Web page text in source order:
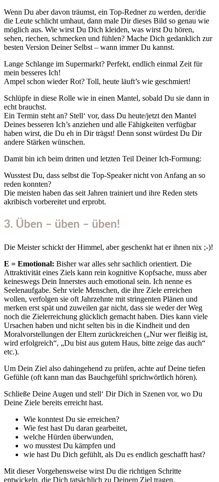
Wenn Du aber davon träumst, ein Top-Redner zu werden, der/die
die Leute schlicht umhaut, dann male Dir dieses Bild so genau wie
möglich aus. Wie wirst Du Dich kleiden, was wirst Du hören,
sehen, riechen, schmecken und fühlen? Mache Dich gedanklich zur
besten Version Deiner Selbst – wann immer Du kannst.
Lange Schlange im Supermarkt? Perfekt, endlich einmal Zeit für
mein besseres Ich!
Ampel schon wieder Rot? Toll, heute läuft’s wie geschmiert!
Schlüpfe in diese Rolle wie in einen Mantel, sobald Du sie dann in
echt brauchst.
Ein Termin steht an? Stell‘ vor, dass Du heute/jetzt den Mantel
Deines besseren Ich’s anziehen und alle Fähigkeiten verfügbar
haben wirst, die Du eh in Dir trägst! Denn sonst würdest Du Dir
andere Stärken wünschen.
Damit bin ich beim dritten und letzten Teil Deiner Ich-Formung:
Wusstest Du, dass selbst die Top-Speaker nicht von Anfang an so
reden konnten?
Die meisten haben das seit Jahren trainiert und ihre Reden stets
akribisch vorbereitet und erprobt.
3. Üben – üben – üben!
Die Meister schickt der Himmel, aber geschenkt hat er ihnen nix ;-)!
E = Emotional: Bisher war alles sehr sachlich orientiert. Die
Attraktivität eines Ziels kann rein kognitive Kopfsache, muss aber
keineswegs Dein Innerstes auch emotional sein. Ich nenne es
Seelenaufgabe. Sehr viele Menschen, die ihre Ziele erreichen
wollen, verfolgen sie oft Jahrzehnte mit stringenten Plänen und
merken erst spät und zuweilen gar nicht, dass sie weder der Weg
noch die Zielerreichung glücklich gemacht haben. Dies kann viele
Ursachen haben und nicht selten bis in die Kindheit und den
Moralvorstellungen der Eltern zurückreichen („Nur wer fleißig ist,
wird erfolgreich“, „Du bist aus gutem Haus, bitte zeige das auch“
etc.).
Um Dein Ziel also dahingehend zu prüfen, achte auf Deine tiefen
Gefühle (oft kann man das Bauchgefühl sprichwörtlich hören).
Schließe Deine Augen und stell‘ Dir Dich in Szenen vor, wo Du
Deine Ziele bereits erreicht hast.
Wie konntest Du sie erreichen?
Wie fest hast Du daran gearbeitet,
welche Hürden überwunden,
wo musstest Du kämpfen und
wie hast Du Dich gefühlt, als Du es endlich geschafft hast?
Mit dieser Vorgehensweise wirst Du die richtigen Schritte
entwickeln, die Dich tatsächlich zu Deinem Ziel tragen.